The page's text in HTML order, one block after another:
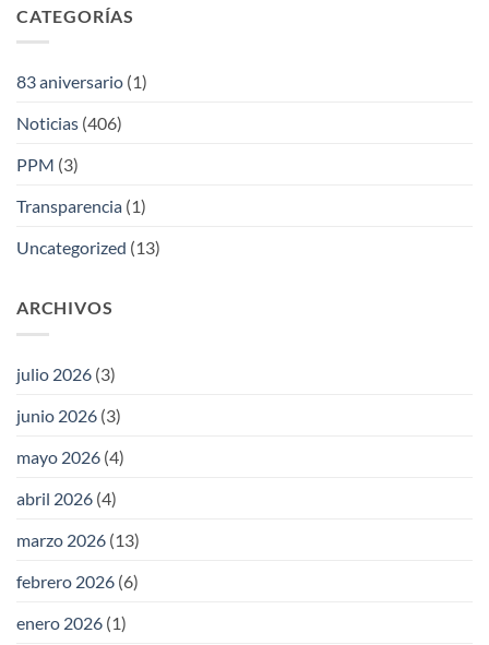
CATEGORÍAS
83 aniversario (1)
Noticias (406)
PPM (3)
Transparencia (1)
Uncategorized (13)
ARCHIVOS
julio 2026 (3)
junio 2026 (3)
mayo 2026 (4)
abril 2026 (4)
marzo 2026 (13)
febrero 2026 (6)
enero 2026 (1)